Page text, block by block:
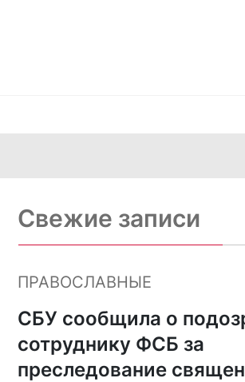
Свежие записи
ПРАВОСЛАВНЫЕ
СБУ сообщила о
сотруднику ФСБ за
преследование